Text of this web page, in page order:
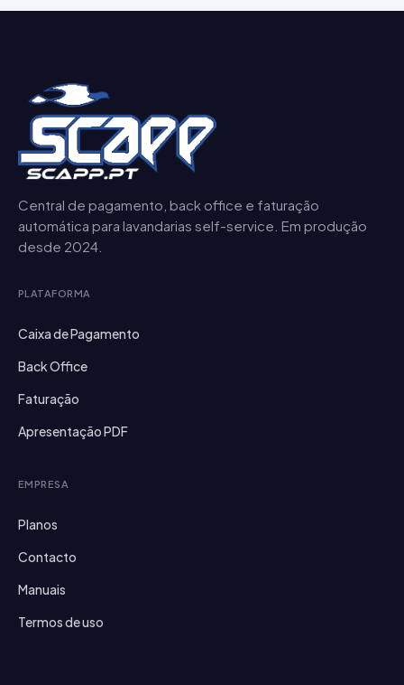
Central de pagamento, back office e faturação
automática para lavandarias self-service. Em produção
desde 2024.
PLATAFORMA
Caixa de Pagamento
Back Office
Faturação
Apresentação PDF
EMPRESA
Planos
Contacto
Manuais
Termos de uso